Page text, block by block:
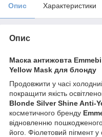
Опис Характеристики
Опис
Маска антижовта
Yellow Mask для блонду
Продовжити у часі
покращити якість
Blonde Silver Shine Anti-
косметичного бренду
відновленню
його. Фіолетовий пігмент у